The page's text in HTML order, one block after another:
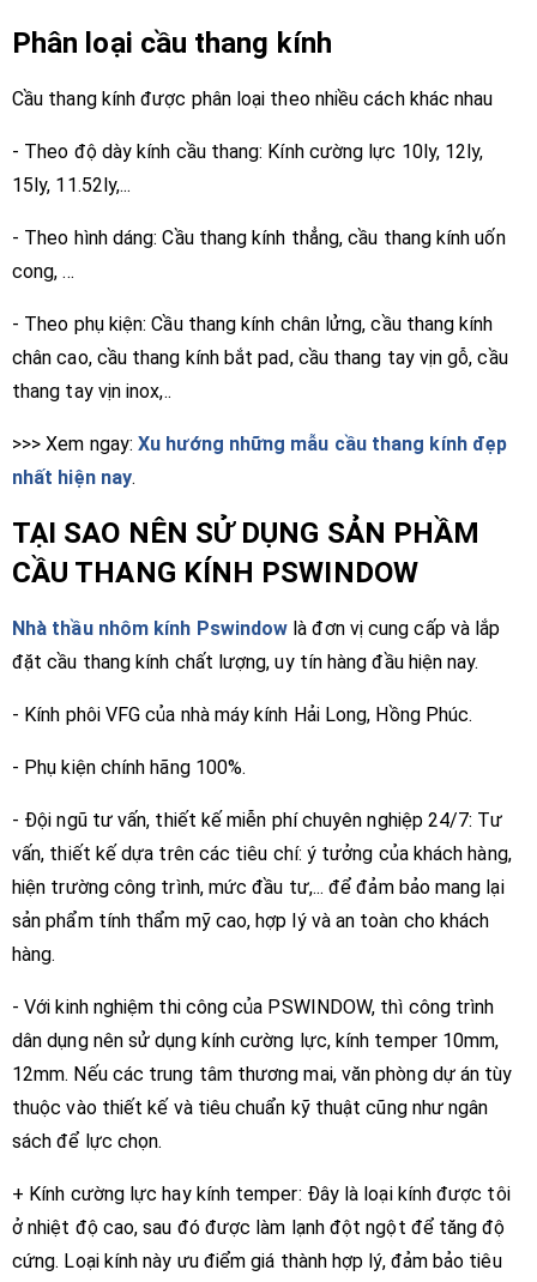
Phân loại cầu thang kính
Cầu thang kính được phân loại theo nhiều cách khác nhau
- Theo độ dày kính cầu thang: Kính cường lực 10ly, 12ly,
15ly, 11.52ly,...
- Theo hình dáng: Cầu thang kính thẳng, cầu thang kính uốn
cong, ...
- Theo phụ kiện: Cầu thang kính chân lửng, cầu thang kính
chân cao, cầu thang kính bắt pad, cầu thang tay vịn gỗ, cầu
thang tay vịn inox,..
>>> Xem ngay:Xu hướng những mẫu cầu thang kính đẹp
nhất hiện nay.
TẠI SAO NÊN SỬ DỤNG SẢN PHẦM
CẦU THANG KÍNH PSWINDOW
Nhà thầu nhôm kính Pswindow là đơn vị cung cấp và lắp
đặt cầu thang kính chất lượng, uy tín hàng đầu hiện nay.
- Kính phôi VFG của nhà máy kính Hải Long, Hồng Phúc.
- Phụ kiện chính hãng 100%.
- Đội ngũ tư vấn, thiết kế miễn phí chuyên nghiệp 24/7: Tư
vấn, thiết kế dựa trên các tiêu chí: ý tưởng của khách hàng,
hiện trường công trình, mức đầu tư,... để đảm bảo mang lại
sản phẩm tính thẩm mỹ cao, hợp lý và an toàn cho khách
hàng.
- Với kinh nghiệm thi công của PSWINDOW, thì công trình
dân dụng nên sử dụng kính cường lực, kính temper 10mm,
12mm. Nếu các trung tâm thương mai, văn phòng dự án tùy
thuộc vào thiết kế và tiêu chuẩn kỹ thuật cũng như ngân
sách để lực chọn.
+ Kính cường lực hay kính temper: Đây là loại kính được tôi
ở nhiệt độ cao, sau đó được làm lạnh đột ngột để tăng độ
cứng. Loại kính này ưu điểm giá thành hợp lý, đảm bảo tiêu